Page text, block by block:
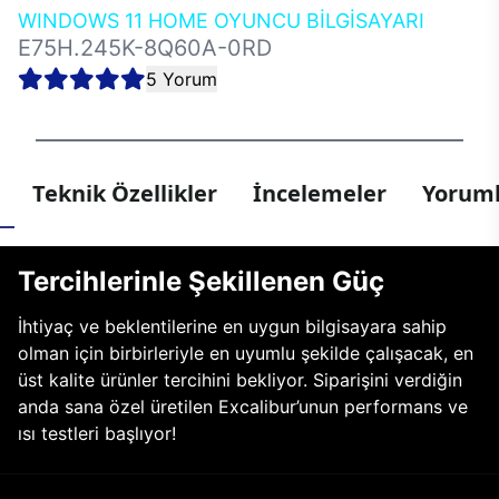
WINDOWS 11 HOME OYUNCU BİLGİSAYARI
E75H.245K-8Q60A-0RD
5 Yorum
Teknik Özellikler İncelemeler
Tercihlerinle Şekillenen Güç
İhtiyaç ve beklentilerine en uygun bilgisayara sahip
olman için birbirleriyle en uyumlu şekilde çalışacak, en
üst kalite ürünler tercihini bekliyor. Siparişini verdiğin
anda sana özel üretilen Excalibur’unun performans ve
ısı testleri başlıyor!